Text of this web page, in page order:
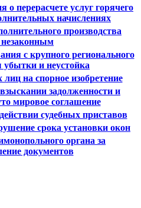
о перерасчете услуг горячего
начислениях
производства
незаконным
с крупного регионального
убытки и неустойка
лиц на спорное изобретение
задолженности и
мировое соглашение
судебных приставов
срока установки окон
органа за
документов